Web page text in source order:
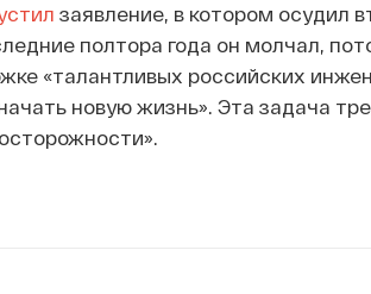
заявление, в котором осудил
полтора года он молчал,
«талантливых российских
новую жизнь». Эта задача